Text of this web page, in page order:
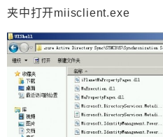
夹中打开miisclient.exe